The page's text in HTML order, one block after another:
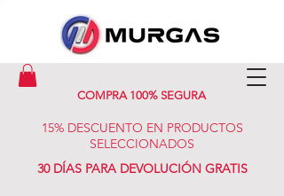
COMPRA 100% SEGURA
15% DESCUENTO EN PRODUCTOS
SELECCIONADOS
30 DÍAS PARA DEVOLUCIÓN GRATIS